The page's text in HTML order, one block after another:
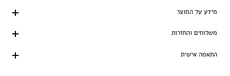
מידע על המוצר
משלוחים והחזרות
התאמה אישית